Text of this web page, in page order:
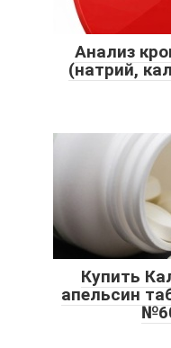
Анализ
(натрий,
Купить
апельсин